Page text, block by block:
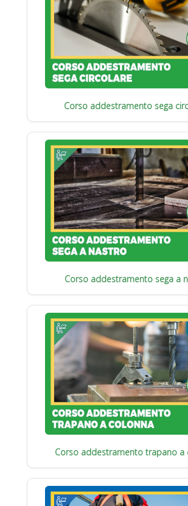
Corso addestramento sega
Corso addestramento sega a
Corso addestramento trapano a